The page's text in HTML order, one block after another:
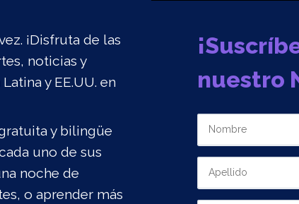
¡Disfruta de las
noticias y
y EE.UU. en
y bilingüe
uno de sus
noche de
o aprender más
nuestro